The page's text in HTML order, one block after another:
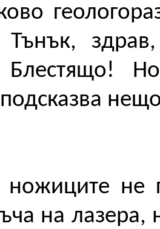
Тънък,
Блестящо!
ножиците не
на лазера,